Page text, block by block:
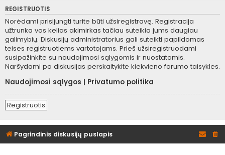
REGISTRUOTIS
Norėdami prisijungti turite būti užsiregistravę. Registracija
užtrunka vos kelias akimirkas tačiau suteikia jums daugiau
galimybių. Diskusijų administratorius gali suteikti papildomas
teises registruotiems vartotojams. Prieš užsiregistruodami
susipažinkite su naudojimosi sąlygomis ir nuostatomis.
Naršydami po diskusijas perskaitykite kiekvieno forumo taisykles.
Naudojimosi sąlygos
Privatumo politika
Registruotis
Pagrindinis diskusijų puslapis